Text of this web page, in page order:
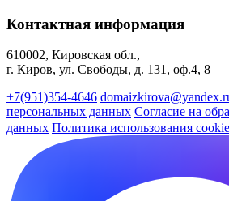
Контактная информация
610002, Кировская обл.,
г. Киров, ул. Свободы, д. 131, оф.4, 8
+7(951)354-4646
персональных данных Согласие на
данных Политика использования cookie